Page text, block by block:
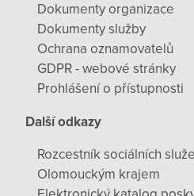
Dokumenty organizace
Dokumenty služby
Ochrana oznamovatelů
GDPR - webové stránky
Prohlášení o přístupnosti
Další odkazy
Rozcestník sociálních
Olomouckým krajem